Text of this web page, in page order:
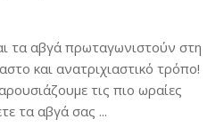
τα αβγά πρωταγωνιστούν στη
και ανατριχιαστικό τρόπο!
τις πιο ωραίες
τα αβγά σας ...